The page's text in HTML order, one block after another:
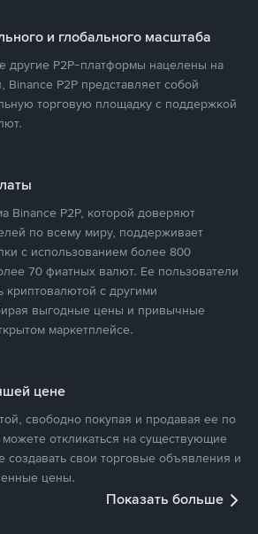
и глобального масштаба
другие P2P-платформы нацелены на
P2P представляет собой
торговую площадку с поддержкой
Binance P2P, которой доверяют
по всему миру, поддерживает
с использованием более 800
70 фиатных валют. Ее пользователи
криптовалютой с другими
выгодные цены и привычные
маркетплейсе.
цене
свободно покупая и продавая ее по
откликаться на существующие
создавать свои торговые объявления и
цены.
Показать больше